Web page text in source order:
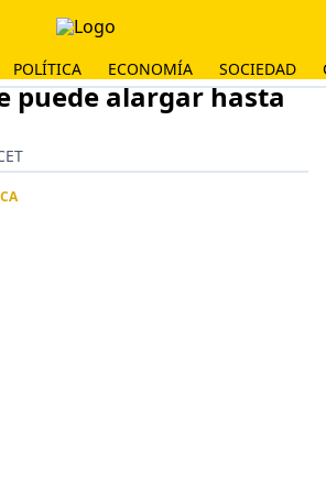
POLÍTICA ECONOMÍA SOCIEDAD
puede alargar hasta